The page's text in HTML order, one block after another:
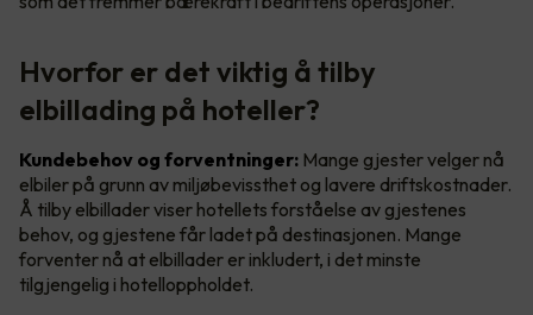
Hvorfor er det viktig å tilby
elbillading på hoteller?
Kundebehov og forventninger: Mange gjester velger nå
elbiler på grunn av miljøbevissthet og lavere driftskostnader.
Å tilby elbillader viser hotellets forståelse av gjestenes
behov, og gjestene får ladet på destinasjonen. Mange
forventer nå at elbillader er inkludert, i det minste
tilgjengelig i hotelloppholdet.